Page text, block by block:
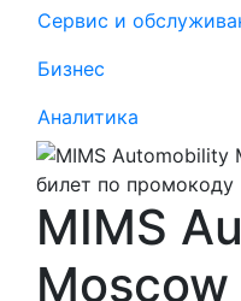
Сервис и
Бизнес
Аналитика
MIMS